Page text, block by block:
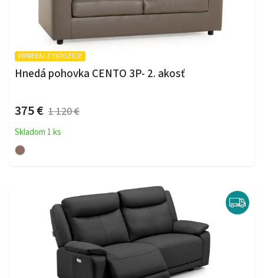
VÝPREDAJ Z EXPOZÍCIE
Hnedá pohovka CENTO 3P- 2. akosť
375 € 1 120 €
Skladom 1 ks